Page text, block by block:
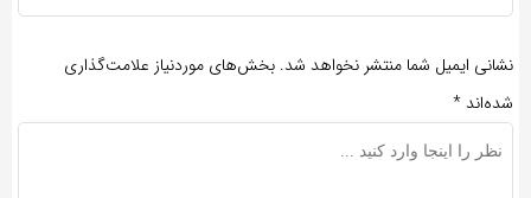
نشانی ایمیل شما منتشر نخواهد شد. بخش‌های موردنیاز علامت‌گذاری
شده‌اند *